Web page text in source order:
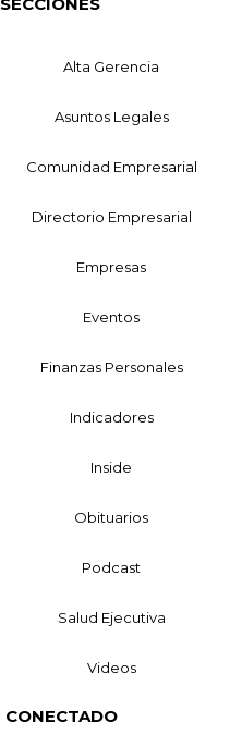
Alta Gerencia
Asuntos Legales
Comunidad Empresarial
Directorio Empresarial
Empresas
Eventos
Finanzas Personales
Indicadores
Inside
Obituarios
Podcast
Salud Ejecutiva
Videos
CONECTADO